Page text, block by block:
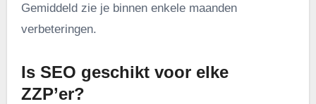
Gemiddeld zie je binnen enkele maanden
verbeteringen.
Is SEO geschikt voor elke
ZZP’er?